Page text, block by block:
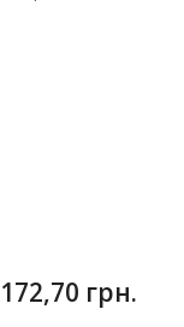
172,70 грн.